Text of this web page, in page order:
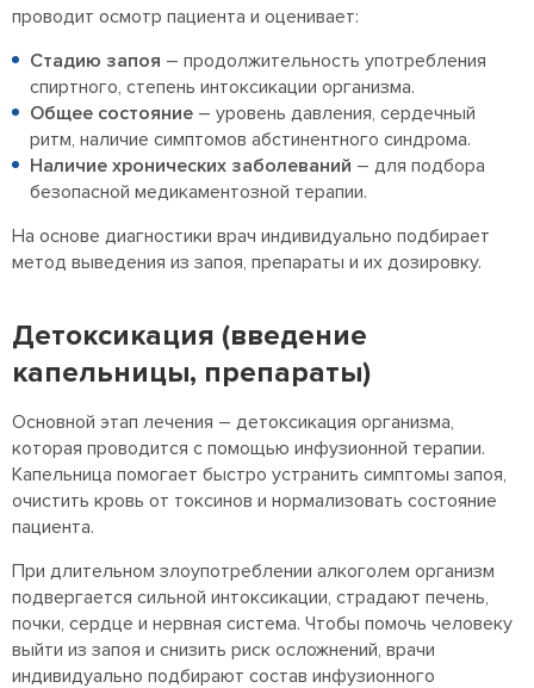
проводит осмотр пациента и оценивает:
Стадию запоя – продолжительность употребления
спиртного, степень интоксикации организма.
Общее состояние – уровень давления, сердечный
ритм, наличие симптомов абстинентного синдрома.
Наличие хронических заболеваний – для подбора
безопасной медикаментозной терапии.
На основе диагностики врач индивидуально подбирает
метод выведения из запоя, препараты и их дозировку.
Детоксикация (введение
капельницы, препараты)
Основной этап лечения – детоксикация организма,
которая проводится с помощью инфузионной терапии.
Капельница помогает быстро устранить симптомы запоя,
очистить кровь от токсинов и нормализовать состояние
пациента.
При длительном злоупотреблении алкоголем организм
подвергается сильной интоксикации, страдают печень,
почки, сердце и нервная система. Чтобы помочь человеку
выйти из запоя и снизить риск осложнений, врачи
индивидуально подбирают состав инфузионного